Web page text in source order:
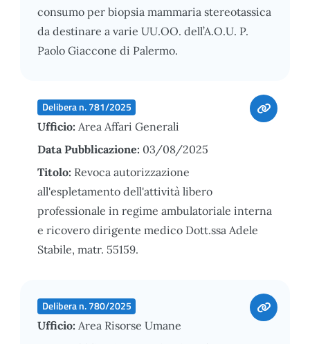
consumo per biopsia mammaria stereotassica
da destinare a varie UU.OO. dell’A.O.U. P.
Paolo Giaccone di Palermo.
Delibera n. 781/2025
Ufficio: Area Affari Generali
Data Pubblicazione: 03/08/2025
Titolo: Revoca autorizzazione
all'espletamento dell'attività libero
professionale in regime ambulatoriale interna
e ricovero dirigente medico Dott.ssa Adele
Stabile, matr. 55159.
Delibera n. 780/2025
Ufficio: Area Risorse Umane